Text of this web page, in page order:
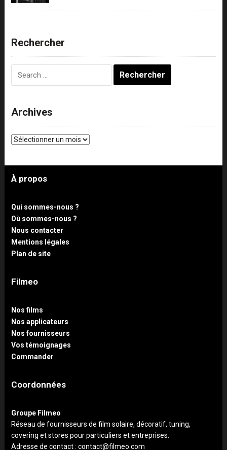
Rechercher
Archives
Archives
À propos
Qui sommes-nous ?
Où sommes-nous ?
Nous contacter
Mentions légales
Plan de site
Filmeo
Nos films
Nos applicateurs
Nos fournisseurs
Vos témoignages
Commander
Coordonnées
Groupe Filmeo
Réseau de fournisseurs de film solaire, décoratif, tuning,
covering et stores pour particuliers et entreprises.
Adresse de contact : contact@filmeo.com